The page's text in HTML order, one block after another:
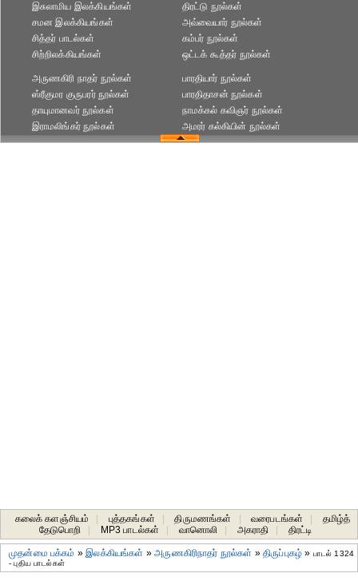
இசுலாமிய இலக்கியங்கள்
சமன இலக்கியங்கள்
சித்தர் பாடல்கள்
சிற்றிலக்கியங்கள்
திரட்டு நூல்கள்
அவ்வையார் நூல்கள்
கம்பர் நூல்கள்
ஒட்டக் கூத்தர் நூல்கள்
அருணகிரி நாதர் நூல்கள்
ஸ்ரீகுமர குருபரர் நூல்கள்
தாயுமானவர் நூல்கள்
இராமலிங்கர் நூல்கள்
பாரதியார் நூல்கள்
பாரதிதாசன் நூல்கள்
நாமக்கல் கவிஞர் நூல்கள்
அமரர் கல்கியின் நூல்கள்
கலைக் களஞ்சியம் புத்தகங்கள் திருமணங்கள் வரைபடங்கள்
தமிழ்த்
தேடுபொறி
MP3 பாடல்கள் வானொலி அகராதி திரட்டி
முதன்மை பக்கம் »இலக்கியங்கள் »அருணகிரிநாதர் நூல்கள் »திருப்புகழ் » பாடல் 1324
- புதிய பாடல்கள்